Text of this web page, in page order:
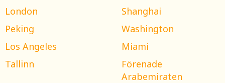
London
Shanghai
Peking
Washington
Los Angeles
Miami
Tallinn
Förenade
Arabemiraten